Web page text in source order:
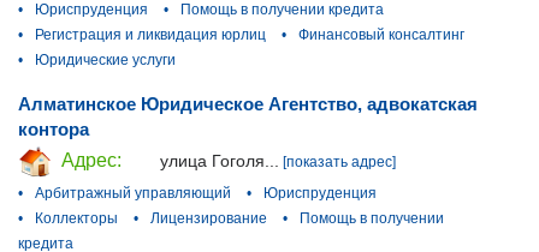
•
Юриспруденция •
Помощь в получении кредита
•
Регистрация и ликвидация юрлиц •
Финансовый консалтинг
•
Юридические услуги
Алматинское Юридическое Агентство, адвокатская
контора
Адрес:
улица Гоголя...
[показать адрес]
•
Арбитражный управляющий •
Юриспруденция
•
Коллекторы • Лицензирование •
Помощь в получении
кредита